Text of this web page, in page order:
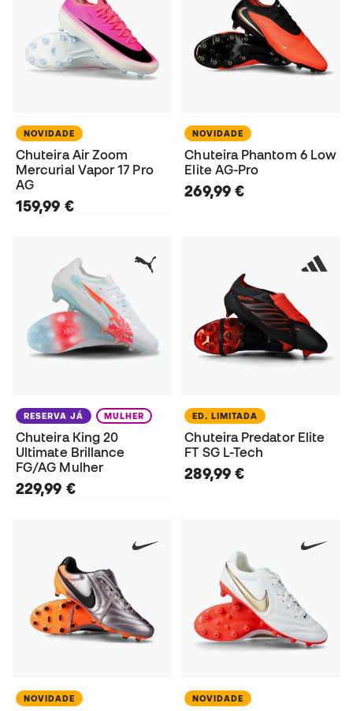
NOVIDADE
Chuteira Air Zoom
Mercurial Vapor 17 Pro
AG
159,99 €
NOVIDADE
Chuteira Phantom 6 Low
Elite AG-Pro
269,99 €
RESERVA JÁ MULHER
Chuteira King 20
Ultimate Brillance
FG/AG Mulher
229,99 €
ED. LIMITADA
Chuteira Predator Elite
FT SG L-Tech
289,99 €
NOVIDADE NOVIDADE